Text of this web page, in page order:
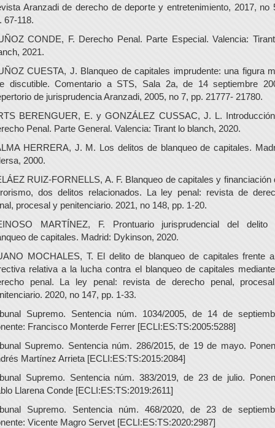
Aranzadi de derecho de deporte y entretenimiento, 2017, no
67-118.
CONDE, F. Derecho Penal. Parte Especial. Valencia:
2021.
CUESTA, J. Blanqueo de capitales imprudente: una figura
discutible. Comentario a STS, Sala 2a, de 14 septiembre
de jurisprudencia Aranzadi, 2005, no 7, pp. 21777- 21780.
BERENGUER, E. y GONZÁLEZ CUSSAC, J. L.
Penal. Parte General. Valencia: Tirant lo blanch, 2020.
HERRERA, J. M. Los delitos de blanqueo de capitales.
2000.
RUIZ-FORNELLS, A. F. Blanqueo de capitales y financiación
dos delitos relacionados. La ley penal: revista de
procesal y penitenciario. 2021, no 148, pp. 1-20.
MARTÍNEZ, F. Prontuario jurisprudencial del delito
de capitales. Madrid: Dykinson, 2020.
MOCHALES, T. El delito de blanqueo de capitales frente
relativa a la lucha contra el blanqueo de capitales
penal. La ley penal: revista de derecho penal,
2020, no 147, pp. 1-33.
Supremo. Sentencia núm. 1034/2005, de 14 de
Francisco Monterde Ferrer [ECLI:ES:TS:2005:5288]
Supremo. Sentencia núm. 286/2015, de 19 de mayo.
Martínez Arrieta [ECLI:ES:TS:2015:2084]
Supremo. Sentencia núm. 383/2019, de 23 de julio.
Llarena Conde [ECLI:ES:TS:2019:2611]
Supremo. Sentencia núm. 468/2020, de 23 de
Vicente Magro Servet [ECLI:ES:TS:2020:2987]